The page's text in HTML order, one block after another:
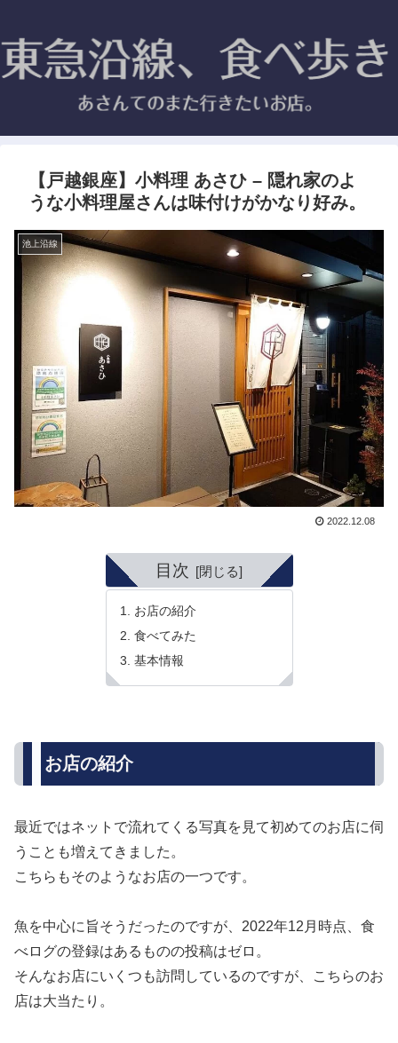
【戸越銀座】小料理 あさひ – 隠れ家のよ
うな小料理屋さんは味付けがかなり好み。
池上沿線
2022.12.08
目次
お店の紹介
食べてみた
基本情報
お店の紹介
最近ではネットで流れてくる写真を見て初めてのお店に伺
うことも増えてきました。
こちらもそのようなお店の一つです。
魚を中心に旨そうだったのですが、2022年12月時点、食
べログの登録はあるものの投稿はゼロ。
そんなお店にいくつも訪問しているのですが、こちらのお
店は大当たり。